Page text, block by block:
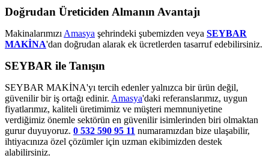
Doğrudan Üreticiden Almanın Avantajı
Makinalarımızı Amasya şehrindeki şubemizden veya SEYBAR
MAKİNA'dan doğrudan alarak ek ücretlerden tasarruf edebilirsiniz.
SEYBAR ile Tanışın
SEYBAR MAKİNA'yı tercih edenler yalnızca bir ürün değil,
güvenilir bir iş ortağı edinir. Amasya'daki referanslarımız, uygun
fiyatlarımız, kaliteli üretimimiz ve müşteri memnuniyetine
verdiğimiz önemle sektörün en güvenilir isimlerinden biri olmaktan
gurur duyuyoruz. 0 532 590 95 11 numaramızdan bize ulaşabilir,
ihtiyacınıza özel çözümler için uzman ekibimizden destek
alabilirsiniz.